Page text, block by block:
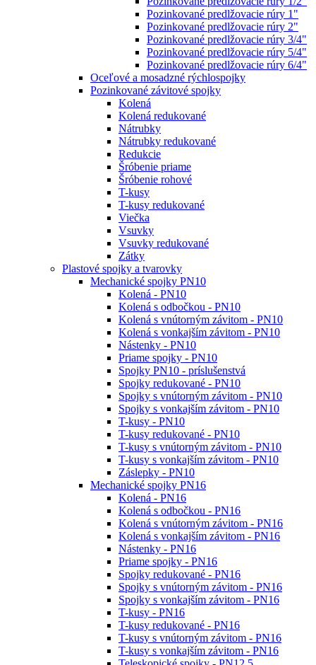
Pozinkované predlžovacie rúry 1"
Pozinkované predlžovacie rúry 2"
Pozinkované predlžovacie rúry 3/4"
Pozinkované predlžovacie rúry 5/4"
Pozinkované predlžovacie rúry 6/4"
Oceľové a mosadzné rýchlospojky
Pozinkované závitové spojky
Kolená
Kolená redukované
Nátrubky
Nátrubky redukované
Redukcie
Šróbenie priame
Šróbenie rohové
T-kusy
T-kusy redukované
Viečka
Vsuvky
Vsuvky redukované
Zátky
Plastové spojky a tvarovky
Mechanické spojky PN10
Kolená - PN10
Kolená s odbočkou - PN10
Kolená s vnútorným závitom - PN10
Kolená s vonkajším závitom - PN10
Nástenky - PN10
Priame spojky - PN10
Spojky PN10 - príslušenstvá
Spojky redukované - PN10
Spojky s vnútorným závitom - PN10
Spojky s vonkajším závitom - PN10
T-kusy - PN10
T-kusy redukované - PN10
T-kusy s vnútorným závitom - PN10
T-kusy s vonkajším závitom - PN10
Záslepky - PN10
Mechanické spojky PN16
Kolená - PN16
Kolená s odbočkou - PN16
Kolená s vnútorným závitom - PN16
Kolená s vonkajším závitom - PN16
Nástenky - PN16
Priame spojky - PN16
Spojky redukované - PN16
Spojky s vnútorným závitom - PN16
Spojky s vonkajším závitom - PN16
T-kusy - PN16
T-kusy redukované - PN16
T-kusy s vnútorným závitom - PN16
T-kusy s vonkajším závitom - PN16